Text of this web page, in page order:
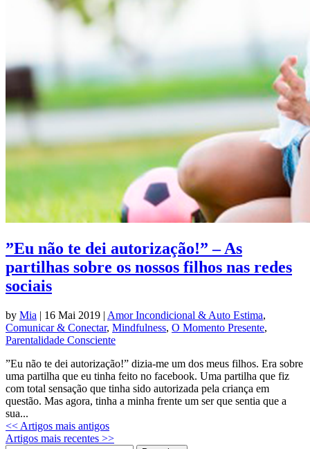
”Eu não te dei autorização!” – As
partilhas sobre os nossos filhos nas redes
sociais
by Mia | 16 Mai 2019 | Amor Incondicional & Auto Estima,
Comunicar & Conectar, Mindfulness, O Momento Presente,
Parentalidade Consciente
”Eu não te dei autorização!” dizia-me um dos meus filhos. Era sobre
uma partilha que eu tinha feito no facebook. Uma partilha que fiz
com total sensação que tinha sido autorizada pela criança em
questão. Mas agora, tinha a minha frente um ser que sentia que a
sua...
<< Artigos mais antigos
Artigos mais recentes >>